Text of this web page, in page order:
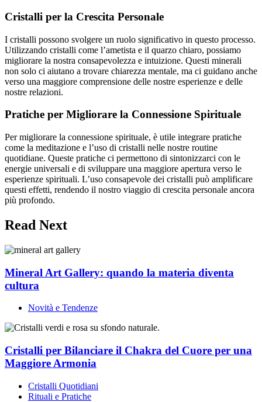
Cristalli per la Crescita Personale
I cristalli possono svolgere un ruolo significativo in questo processo.
Utilizzando cristalli come l’ametista e il quarzo chiaro, possiamo
migliorare la nostra consapevolezza e intuizione. Questi minerali
non solo ci aiutano a trovare chiarezza mentale, ma ci guidano anche
verso una maggiore comprensione delle nostre esperienze e delle
nostre relazioni.
Pratiche per Migliorare la Connessione Spirituale
Per migliorare la connessione spirituale, è utile integrare pratiche
come la meditazione e l’uso di cristalli nelle nostre routine
quotidiane. Queste pratiche ci permettono di sintonizzarci con le
energie universali e di sviluppare una maggiore apertura verso le
esperienze spirituali. L’uso consapevole dei cristalli può amplificare
questi effetti, rendendo il nostro viaggio di crescita personale ancora
più profondo.
Read Next
Mineral Art Gallery: quando la materia diventa
cultura
Novità e Tendenze
Cristalli per Bilanciare il Chakra del Cuore per una
Maggiore Armonia
Cristalli Quotidiani
Rituali e Pratiche